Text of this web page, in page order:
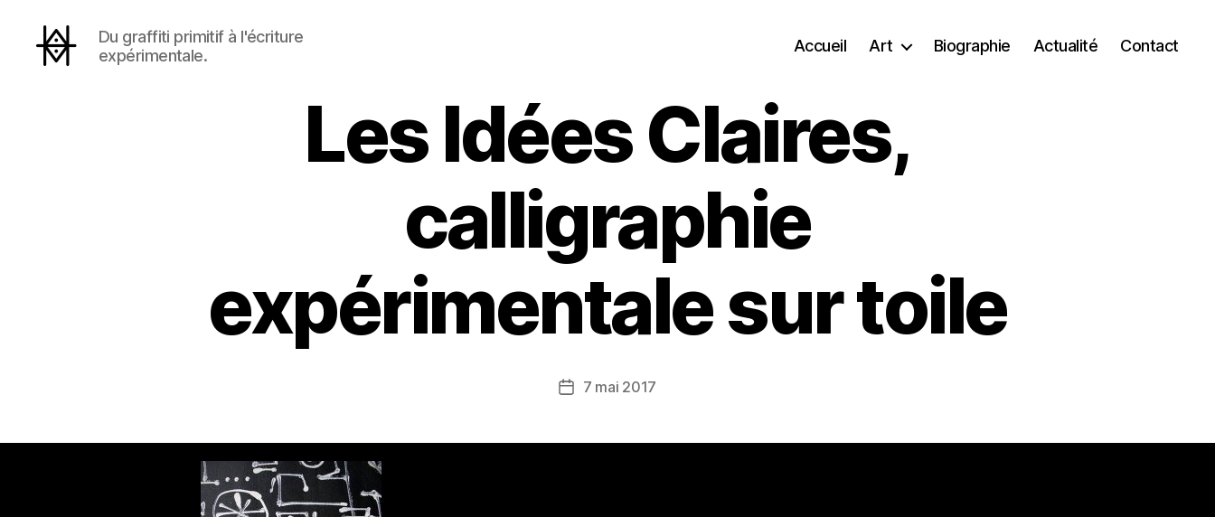
Du graffiti primitif à l'écriture
expérimentale.
Accueil Art Biographie Actualité Contact
Les Idées Claires,
calligraphie
expérimentale sur toile
Date7 mai 2017